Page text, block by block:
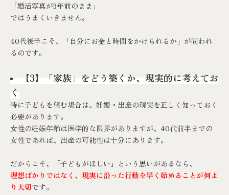
「婚活写真が3年前のまま」
ではうまくいきません。
40代後半こそ、「自分にお金と時間をかけられるか」が問われ
るのです。
【3】「家族」をどう築くか、現実的に考えてお
く
特に子どもを望む場合は、妊娠・出産の現実を正しく知っておく
必要があります。
女性の妊娠年齢は医学的な限界がありますが、40代前半までの
女性であれば、出産の可能性は十分にあります。
だからこそ、「子どもがほしい」という思いがあるなら、
理想ばかりではなく、現実に沿った行動を早く始めることが何よ
り大切です。